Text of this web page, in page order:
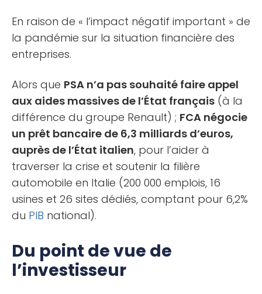
En raison de « l’impact négatif important » de
la pandémie sur la situation financière des
entreprises.
Alors que PSA n’a pas souhaité faire appel
aux aides massives de l’État français (à la
différence du groupe Renault) ; FCA négocie
un prêt bancaire de 6,3 milliards d’euros,
auprès de l’État italien, pour l’aider à
traverser la crise et soutenir la filière
automobile en Italie (200 000 emplois, 16
usines et 26 sites dédiés, comptant pour 6,2%
du PIB national).
Du point de vue de
l’investisseur